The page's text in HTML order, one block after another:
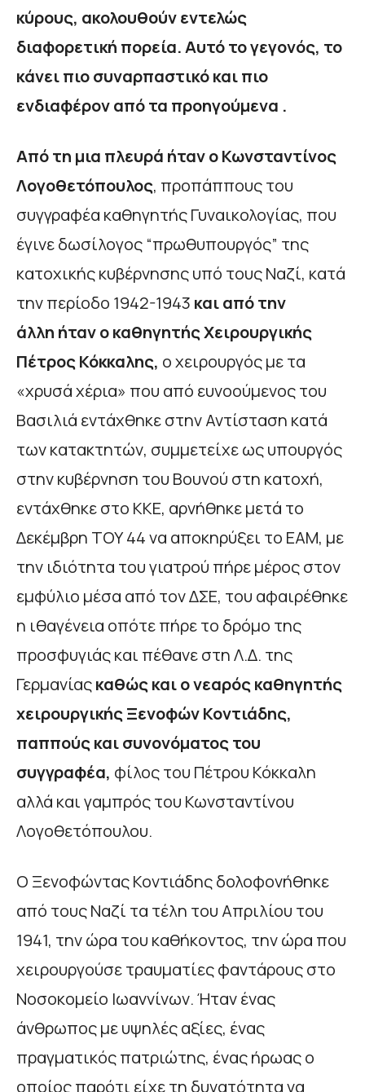
κύρους, ακολουθούν εντελώς
διαφορετική πορεία. Αυτό το γεγονός, το
κάνει πιο συναρπαστικό και πιο
ενδιαφέρον από τα προηγούμενα .
Από τη μια πλευρά ήταν ο Κωνσταντίνος
Λογοθετόπουλος, προπάππους του
συγγραφέα καθηγητής Γυναικολογίας, που
έγινε δωσίλογος “πρωθυπουργός” της
κατοχικής κυβέρνησης υπό τους Ναζί, κατά
την περίοδο 1942-1943 και από την
άλλη ήταν ο καθηγητής Χειρουργικής
Πέτρος Κόκκαλης, ο χειρουργός με τα
«χρυσά χέρια» που από ευνοούμενος του
Βασιλιά εντάχθηκε στην Αντίσταση κατά
των κατακτητών, συμμετείχε ως υπουργός
στην κυβέρνηση του Βουνού στη κατοχή,
εντάχθηκε στο ΚΚΕ, αρνήθηκε μετά το
Δεκέμβρη ΤΟΥ 44 να αποκηρύξει το ΕΑΜ, με
την ιδιότητα του γιατρού πήρε μέρος στον
εμφύλιο μέσα από τον ΔΣΕ, του αφαιρέθηκε
η ιθαγένεια οπότε πήρε το δρόμο της
προσφυγιάς και πέθανε στη Λ.Δ. της
Γερμανίαςκαθώςκαι ο νεαρός καθηγητής
χειρουργικής Ξενοφών Κοντιάδης,
παππούς και συνονόματος του
συγγραφέα, φίλος του Πέτρου Κόκκαλη
αλλά και γαμπρός του Κωνσταντίνου
Λογοθετόπουλου.
Ο Ξενοφώντας Κοντιάδης δολοφονήθηκε
από τους Ναζί τα τέλη του Απριλίου του
1941, την ώρα του καθήκοντος, την ώρα που
χειρουργούσε τραυματίες φαντάρους στο
Νοσοκομείο Ιωαννίνων. Ήταν ένας
άνθρωπος με υψηλές αξίες, ένας
πραγματικός πατριώτης, ένας ήρωας ο
οποίος παρότι είχε τη δυνατότητα να